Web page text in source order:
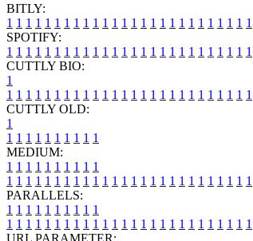
BITLY:
1 1 1 1 1 1 1 1 1 1 1 1 1 1 1 1 1 1 1 1 1 1 1 1 1 1
SPOTIFY:
1 1 1 1 1 1 1 1 1 1 1 1 1 1 1 1 1 1 1 1 1 1 1 1 1 1
CUTTLY BIO:
1
1 1 1 1 1 1 1 1 1 1 1 1 1 1 1 1 1 1 1 1 1 1 1 1 1 1
CUTTLY OLD:
1
1 1 1 1 1 1 1 1 1 1
MEDIUM:
1 1 1 1 1 1 1 1 1 1
1 1 1 1 1 1 1 1 1 1 1 1 1 1 1 1 1 1 1 1 1 1 1 1 1 1
PARALLELS:
1 1 1 1 1 1 1 1 1 1
1 1 1 1 1 1 1 1 1 1 1 1 1 1 1 1 1 1 1 1 1 1 1 1 1 1
URL PARAMETER: